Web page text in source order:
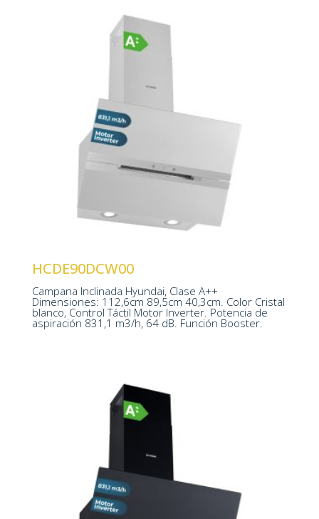
HCDE90DCW00
Campana Inclinada Hyundai, Clase A++
Dimensiones: 112,6cm 89,5cm 40,3cm. Color Cristal
blanco, Control Táctil Motor Inverter. Potencia de
aspiración 831,1 m3/h, 64 dB. Función Booster.
Control Táctil
Nº Velocidades 4
Motor Inverter
1126 x 895 x 403 mm
Control Táctil